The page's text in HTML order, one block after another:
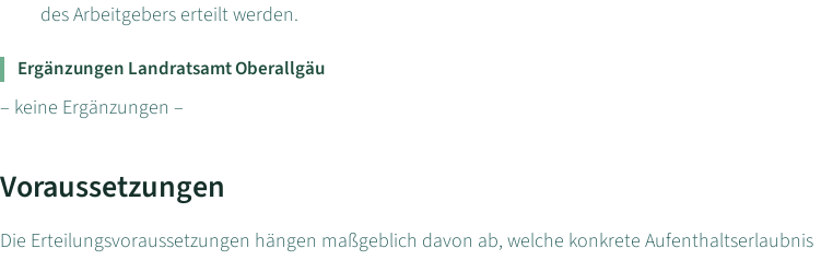
des Arbeitgebers erteilt werden.
Ergänzungen Landratsamt Oberallgäu
– keine Ergänzungen –
Voraussetzungen
Die Erteilungsvoraussetzungen hängen maßgeblich davon ab, welche konkrete Aufenthaltserlaubnis